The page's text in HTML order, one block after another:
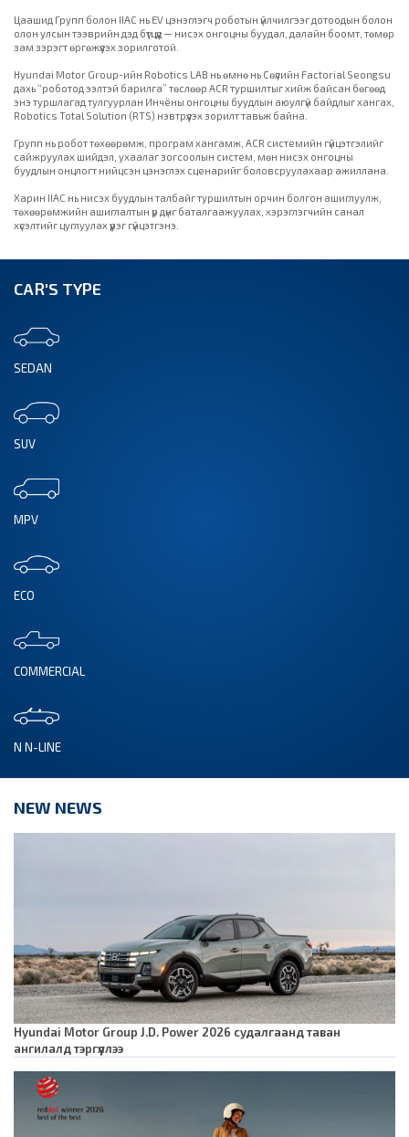
Цаашид Групп болон IIAC нь EV цэнэглэгч роботын үйлчилгээг дотоодын болон
олон улсын тээврийн дэд бүтцүүд — нисэх онгоцны буудал, далайн боомт, төмөр
зам зэрэгт өргөжүүлэх зорилготой.
Hyundai Motor Group-ийн Robotics LAB нь өмнө нь Сөүлийн Factorial Seongsu
дахь “роботод ээлтэй барилга” төслөөр ACR туршилтыг хийж байсан бөгөөд
энэ туршлагад тулгуурлан Инчёны онгоцны буудлын аюулгүй байдлыг хангах,
Robotics Total Solution (RTS) нэвтрүүлэх зорилт тавьж байна.
Групп нь робот төхөөрөмж, програм хангамж, ACR системийн гүйцэтгэлийг
сайжруулах шийдэл, ухаалаг зогсоолын систем, мөн нисэх онгоцны
буудлын онцлогт нийцсэн цэнэглэх сценарийг боловсруулахаар ажиллана.
Харин IIAC нь нисэх буудлын талбайг туршилтын орчин болгон ашиглуулж,
төхөөрөмжийн ашиглалтын үр дүнг баталгаажуулах, хэрэглэгчийн санал
хүсэлтийг цуглуулах үүрэг гүйцэтгэнэ.
CAR'S TYPE
SEDAN
SUV
MPV
ECO
COMMERCIAL
N N-LINE
NEW NEWS
Hyundai Motor Group J.D. Power 2026 судалгаанд таван
ангилалд тэргүүллээ